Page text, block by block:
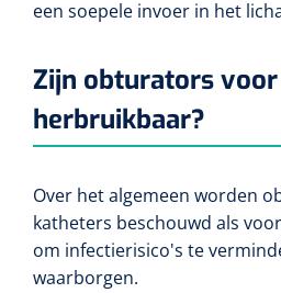
Bloedtesten
Lactaat- en
INR-metingen
Reagentia
Serologie
Oefenmatten
Oefenballen
Loopbruggen - en trappen
Evenwicht & coördinatie
Stuitreiniging
Handdesinfectie
Haarverzorging
Douche en bad
Apparaten
Toebehoren mortuarium
Instrumentenreinigers
Tubulaire verbanden
een soepele invoer in het
Zijn obturators
herbruikbaar?
Over het algemeen worden
katheters beschouwd als
om infectierisico's te
waarborgen.